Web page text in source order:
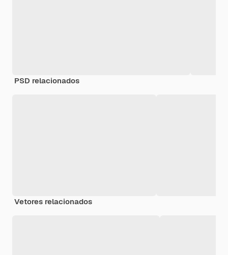
PSD relacionados
Vetores relacionados